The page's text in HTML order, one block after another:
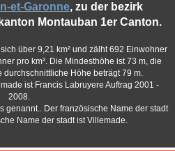
et-Garonne, zu der bezirk
Montauban 1er Canton.
über 9,21 km² und zälht 692 Einwohner
pro km². Die Mindesthöhe ist 73 m, die
durchschnittliche Höhe beträgt 79 m.
ist Francis Labruyere Auftrag 2001 -
2008.
genannt.. Der französische Name der stadt
Name der stadt ist Villemade.